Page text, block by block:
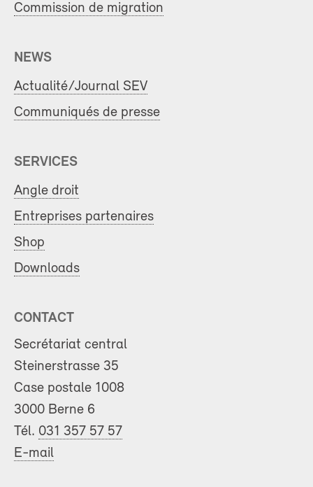
Commission de migration
NEWS
Actualité/Journal SEV
Communiqués de presse
SERVICES
Angle droit
Entreprises partenaires
Shop
Downloads
CONTACT
Secrétariat central
Steinerstrasse 35
Case postale 1008
3000 Berne 6
Tél. 031 357 57 57
E-mail